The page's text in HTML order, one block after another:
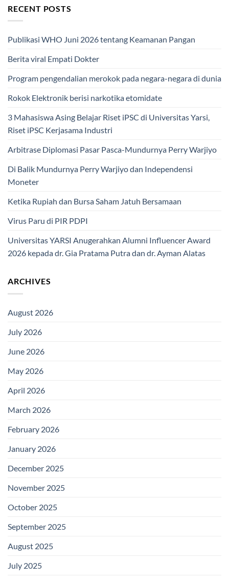
RECENT POSTS
Publikasi WHO Juni 2026 tentang Keamanan Pangan
Berita viral Empati Dokter
Program pengendalian merokok pada negara-negara di dunia
Rokok Elektronik berisi narkotika etomidate
3 Mahasiswa Asing Belajar Riset iPSC di Universitas Yarsi,
Riset iPSC Kerjasama Industri
Arbitrase Diplomasi Pasar Pasca-Mundurnya Perry Warjiyo
Di Balik Mundurnya Perry Warjiyo dan Independensi
Moneter
Ketika Rupiah dan Bursa Saham Jatuh Bersamaan
Virus Paru di PIR PDPI
Universitas YARSI Anugerahkan Alumni Influencer Award
2026 kepada dr. Gia Pratama Putra dan dr. Ayman Alatas
ARCHIVES
August 2026
July 2026
June 2026
May 2026
April 2026
March 2026
February 2026
January 2026
December 2025
November 2025
October 2025
September 2025
August 2025
July 2025